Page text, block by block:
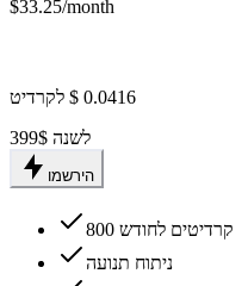
$33.25/month
399$ לשנה
הירשמו
800 קרדיטים לחודש
ניתוח תנועה